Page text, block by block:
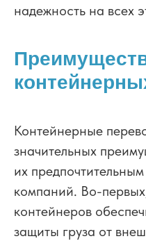
надежность на всех
Контейнерные
значительных
их
компаний. Во-
контейнеров
защиты груза от